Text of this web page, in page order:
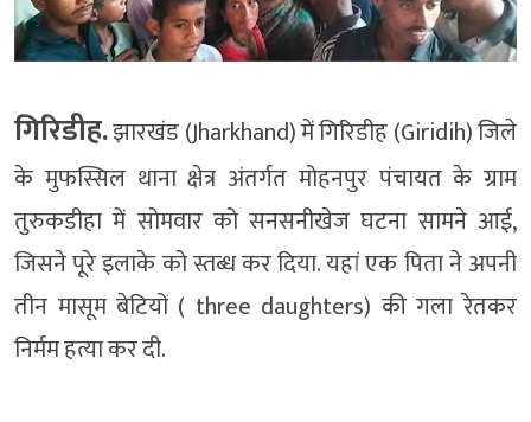
गिरिडीह.झारखंड (Jharkhand) में गिरिडीह (Giridih) जिले
के मुफस्सिल थाना क्षेत्र अंतर्गत मोहनपुर पंचायत के ग्राम
तुरुकडीहा में सोमवार को सनसनीखेज घटना सामने आई,
जिसने पूरे इलाके को स्तब्ध कर दिया. यहां एक पिता ने अपनी
तीन मासूम बेटियों ( three daughters) की गला रेतकर
निर्मम हत्या कर दी.